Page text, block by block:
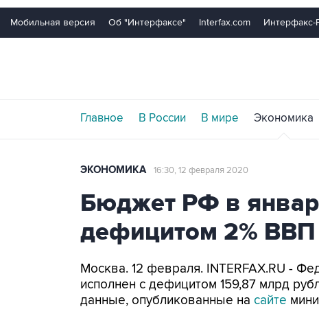
Мобильная версия Об "Интерфаксе" Interfax.com Интерфакс-
Главное В России В мире Экономика
ЭКОНОМИКА 16:30, 12 февраля 2020
Бюджет РФ в
дефицитом 2% ВВП
Москва. 12 февраля. INTERFAX.RU -
исполнен с дефицитом 159,87 млрд
данные, опубликованные на сайте